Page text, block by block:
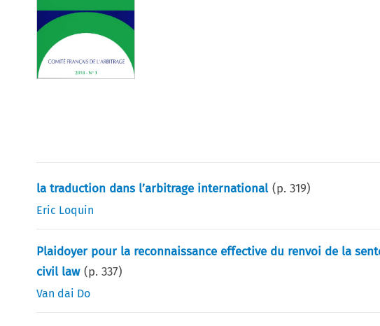
la traduction dans l’arbitrage international (p.319)
Eric Loquin
Plaidoyer pour la reconnaissance effective du renvoi de la
civil law (p.337)
Van dai Do